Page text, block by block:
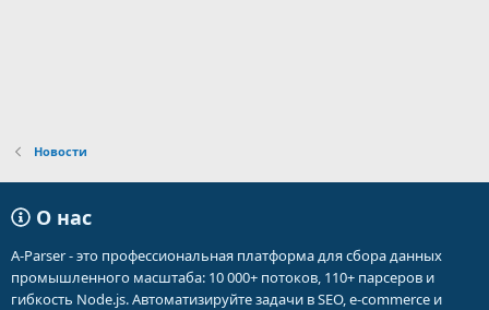
Новости
О нас
A-Parser - это профессиональная платформа для сбора данных
промышленного масштаба: 10 000+ потоков, 110+ парсеров и
гибкость Node.js. Автоматизируйте задачи в SEO, e-commerce и